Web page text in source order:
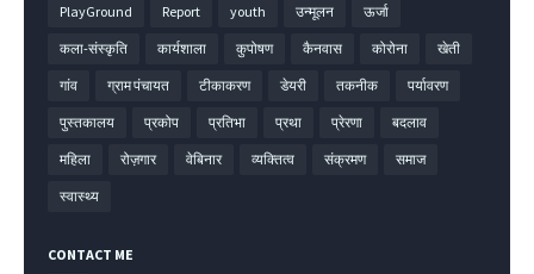
PlayGround Report youth उन्मूलन ऊर्जा
कला-संस्कृति कार्यशाला कुपोषण कैनवास कोरोना खेती
गांव ग्राम पंचायत टीकाकरण डेयरी तकनीक पर्यावरण
पुस्तकालय प्रकोप प्रतिभा प्रथा प्रेरणा बदलाव
महिला रोज़गार वेबिनार व्यक्तित्व संक्रमण समाज
स्वास्थ्य
CONTACT ME